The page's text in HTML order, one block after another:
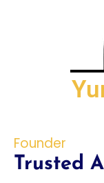
Founder
Trusted